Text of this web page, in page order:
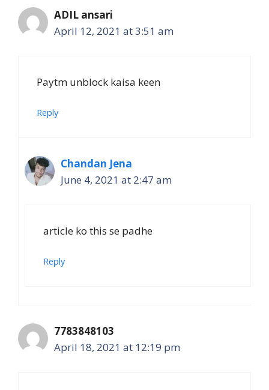
ADIL ansari
April 12, 2021 at 3:51 am
Paytm unblock kaisa keen
Reply
Chandan Jena
June 4, 2021 at 2:47 am
article ko this se padhe
Reply
7783848103
April 18, 2021 at 12:19 pm